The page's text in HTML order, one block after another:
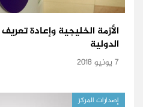
الأزمة الخليجية وإعادة
الدولية
7 يونيو 2018
إصدارات المركز